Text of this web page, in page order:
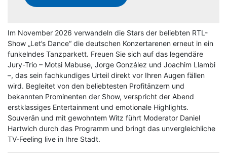
Im November 2026 verwandeln die Stars der beliebten RTL-
Show „Let’s Dance“ die deutschen Konzertarenen erneut in ein
funkelndes Tanzparkett. Freuen Sie sich auf das legendäre
Jury-Trio – Motsi Mabuse, Jorge González und Joachim Llambi
–, das sein fachkundiges Urteil direkt vor Ihren Augen fällen
wird. Begleitet von den beliebtesten Profitänzern und
bekannten Prominenten der Show, verspricht der Abend
erstklassiges Entertainment und emotionale Highlights.
Souverän und mit gewohntem Witz führt Moderator Daniel
Hartwich durch das Programm und bringt das unvergleichliche
TV-Feeling live in Ihre Stadt.